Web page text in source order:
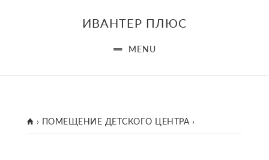
ИВАНТЕР ПЛЮС
MENU
ГЛАВНАЯ
› ПОМЕЩЕНИЕ ДЕТСКОГО ЦЕНТРА ›